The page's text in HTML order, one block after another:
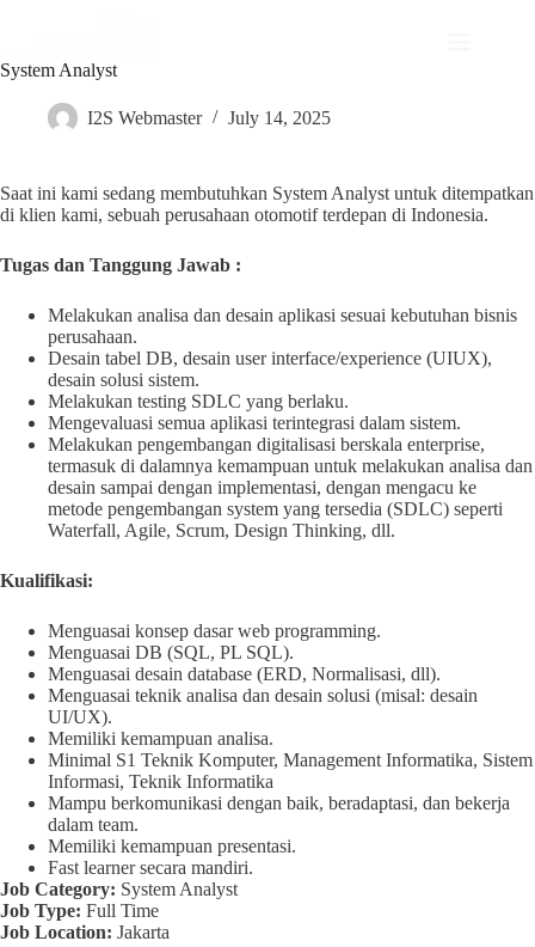
System Analyst
I2S Webmaster July 14, 2025
Saat ini kami sedang membutuhkan System Analyst untuk ditempatkan
di klien kami, sebuah perusahaan otomotif terdepan di Indonesia.
Tugas dan Tanggung Jawab :
Melakukan analisa dan desain aplikasi sesuai kebutuhan bisnis
perusahaan.
Desain tabel DB, desain user interface/experience (UIUX),
desain solusi sistem.
Melakukan testing SDLC yang berlaku.
Mengevaluasi semua aplikasi terintegrasi dalam sistem.
Melakukan pengembangan digitalisasi berskala enterprise,
termasuk di dalamnya kemampuan untuk melakukan analisa dan
desain sampai dengan implementasi, dengan mengacu ke
metode pengembangan system yang tersedia (SDLC) seperti
Waterfall, Agile, Scrum, Design Thinking, dll.
Kualifikasi:
Menguasai konsep dasar web programming.
Menguasai DB (SQL, PL SQL).
Menguasai desain database (ERD, Normalisasi, dll).
Menguasai teknik analisa dan desain solusi (misal: desain
UI/UX).
Memiliki kemampuan analisa.
Minimal S1 Teknik Komputer, Management Informatika, Sistem
Informasi, Teknik Informatika
Mampu berkomunikasi dengan baik, beradaptasi, dan bekerja
dalam team.
Memiliki kemampuan presentasi.
Fast learner secara mandiri.
Job Category: System Analyst
Job Type: Full Time
Job Location: Jakarta